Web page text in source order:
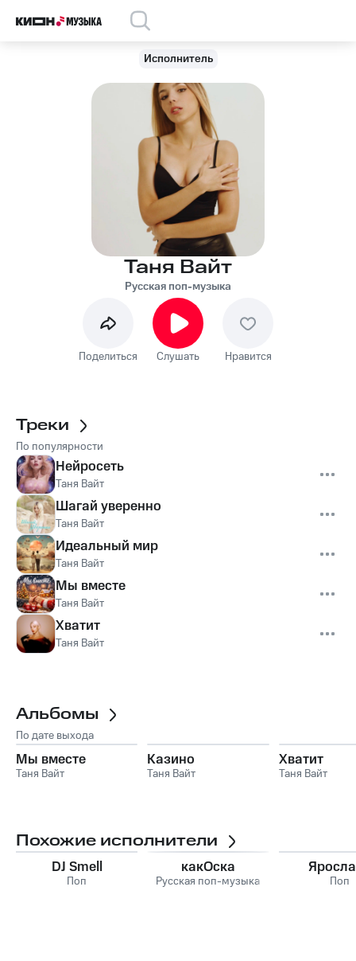
Исполнитель
Таня Вайт
Русская поп-музыка
Поделиться Слушать Нравится
Треки
По популярности
Нейросеть
Таня Вайт
Шагай уверенно
Таня Вайт
Идеальный мир
Таня Вайт
Мы вместе
Таня Вайт
Хватит
Таня Вайт
Альбомы
По дате выхода
Мы вместе
Таня Вайт
Казино
Таня Вайт
Хватит
Таня Вайт
Похожие исполнители
DJ Smell
Поп
какОска
Русская поп-музыка Поп